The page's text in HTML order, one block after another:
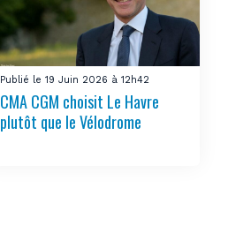
Publié le 19 Juin 2026 à 12h42
CMA CGM choisit Le Havre
plutôt que le Vélodrome